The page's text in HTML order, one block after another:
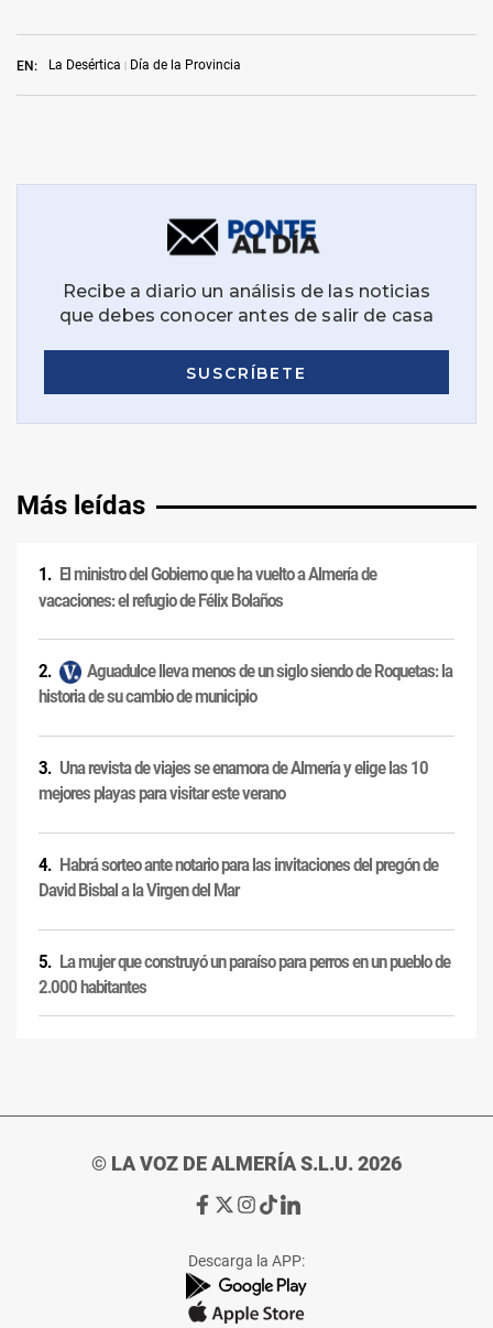
EN: La Desértica Día de la Provincia
Más leídas
El ministro del Gobierno que ha vuelto a Almería de
vacaciones: el refugio de Félix Bolaños
Aguadulce lleva menos de un siglo siendo de Roquetas: la
historia de su cambio de municipio
Una revista de viajes se enamora de Almería y elige las 10
mejores playas para visitar este verano
Habrá sorteo ante notario para las invitaciones del pregón de
David Bisbal a la Virgen del Mar
La mujer que construyó un paraíso para perros en un pueblo de
2.000 habitantes
© LA VOZ DE ALMERÍA S.L.U. 2026
Ir
de
La
Voz
Ir
de
La
Voz
Ir
de
La
Voz
Ir
de
La
Voz
Ir
de
La
Voz
Descarga la APP: